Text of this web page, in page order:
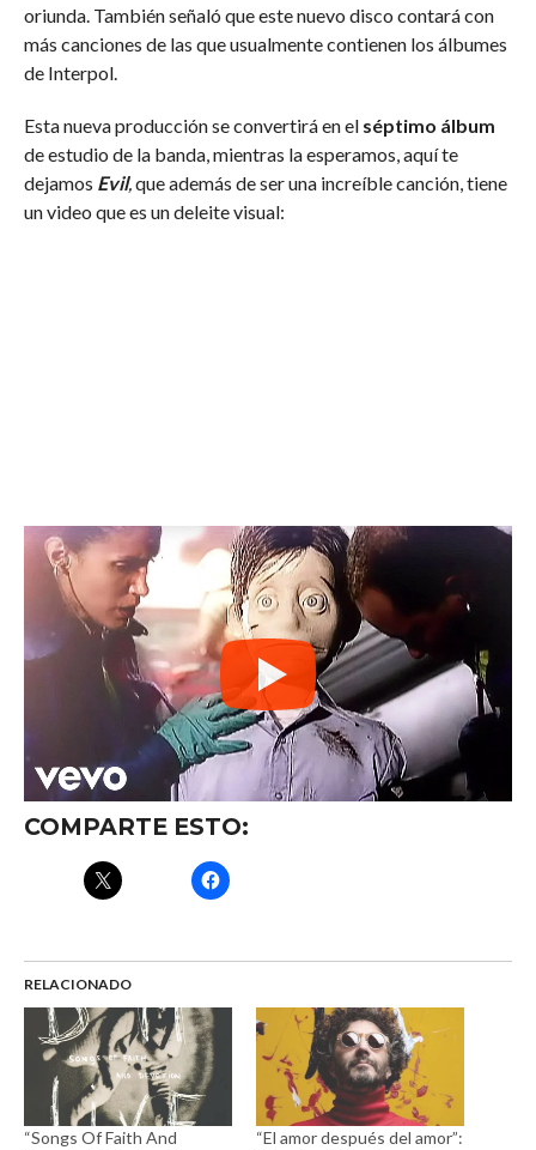
oriunda. También señaló que este nuevo disco contará con
más canciones de las que usualmente contienen los álbumes
de Interpol.
Esta nueva producción se convertirá en el séptimo álbum
de estudio de la banda, mientras la esperamos, aquí te
dejamos Evil, que además de ser una increíble canción, tiene
un video que es un deleite visual:
COMPARTE ESTO:
RELACIONADO
“Songs Of Faith And
“El amor después del amor”: